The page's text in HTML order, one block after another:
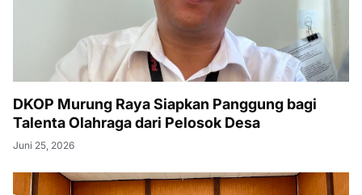
DKOP Murung Raya Siapkan Panggung bagi
Talenta Olahraga dari Pelosok Desa
Juni 25, 2026